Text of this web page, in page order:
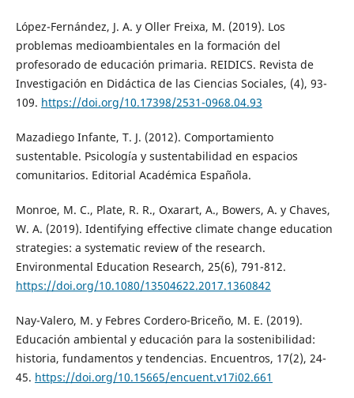
López-Fernández, J. A. y Oller Freixa, M. (2019). Los
problemas medioambientales en la formación del
profesorado de educación primaria. REIDICS. Revista de
Investigación en Didáctica de las Ciencias Sociales, (4), 93-
109. https://doi.org/10.17398/2531-0968.04.93
Mazadiego Infante, T. J. (2012). Comportamiento
sustentable. Psicología y sustentabilidad en espacios
comunitarios. Editorial Académica Española.
Monroe, M. C., Plate, R. R., Oxarart, A., Bowers, A. y Chaves,
W. A. (2019). Identifying effective climate change education
strategies: a systematic review of the research.
Environmental Education Research, 25(6), 791-812.
https://doi.org/10.1080/13504622.2017.1360842
Nay-Valero, M. y Febres Cordero-Briceño, M. E. (2019).
Educación ambiental y educación para la sostenibilidad:
historia, fundamentos y tendencias. Encuentros, 17(2), 24-
45. https://doi.org/10.15665/encuent.v17i02.661